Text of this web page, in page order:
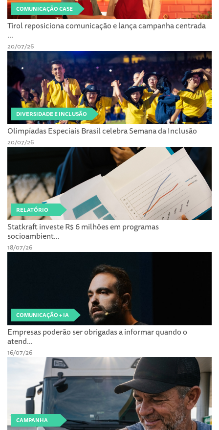
COMUNICAÇÃO CASE
Tirol reposiciona comunicação e lança campanha centrada
...
20/07/26
DIVERSIDADE E INCLUSÃO
Olimpíadas Especiais Brasil celebra Semana da Inclusão
20/07/26
RELATÓRIO
Statkraft investe R$ 6 milhões em programas
socioambient...
18/07/26
COMUNICAÇÃO + IA
Empresas poderão ser obrigadas a informar quando o
atend...
16/07/26
CAMPANHA